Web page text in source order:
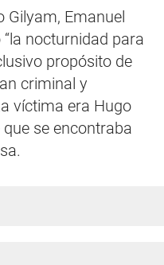
Gilyam, Emanuel
nocturnidad para
propósito de
criminal y
víctima era Hugo
se encontraba